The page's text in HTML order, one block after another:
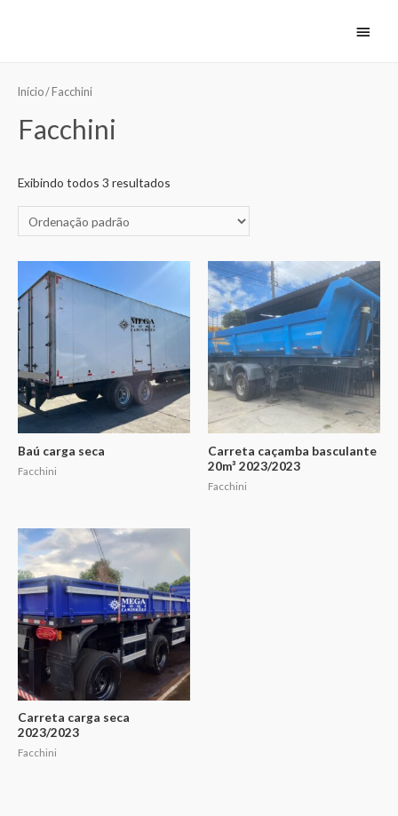
Início/ Facchini
Facchini
Exibindo todos 3 resultados
Baú carga seca
Facchini
Carreta caçamba basculante
20m³ 2023/2023
Facchini
Carreta carga seca
2023/2023
Facchini